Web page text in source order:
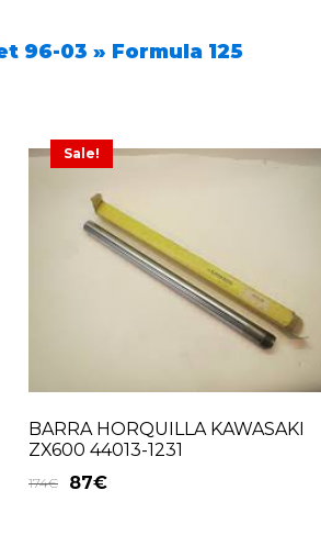
96-03 » Formula 125
Sale!
BARRA HORQUILLA KAWASAKI
ZX600 44013-1231
174€ 87€